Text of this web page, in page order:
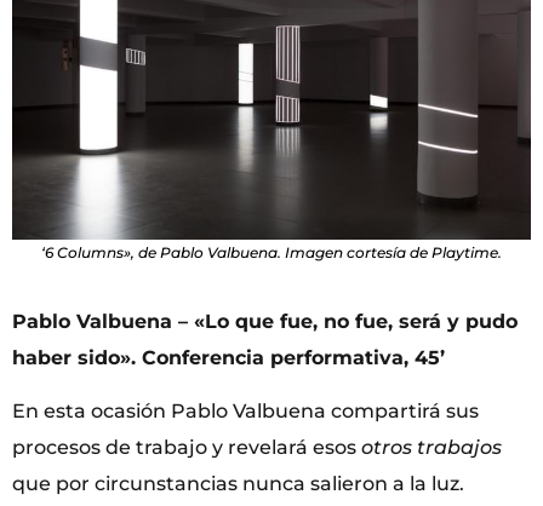
‘6 Columns», de Pablo Valbuena. Imagen cortesía de Playtime.
Pablo Valbuena – «Lo que fue, no fue, será y pudo
haber sido». Conferencia performativa, 45’
En esta ocasión Pablo Valbuena compartirá sus
procesos de trabajo y revelará esos otros trabajos
que por circunstancias nunca salieron a la luz.